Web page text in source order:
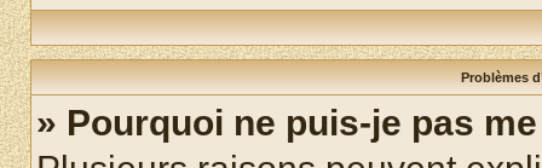
Problèmes
» Pourquoi ne puis-je pas